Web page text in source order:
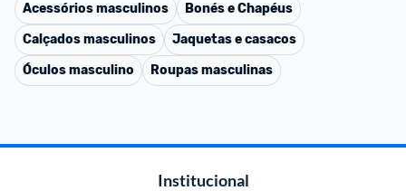
Acessórios masculinos
Bonés e Chapéus
Calçados masculinos
Jaquetas e casacos
Óculos masculino
Roupas masculinas
Institucional